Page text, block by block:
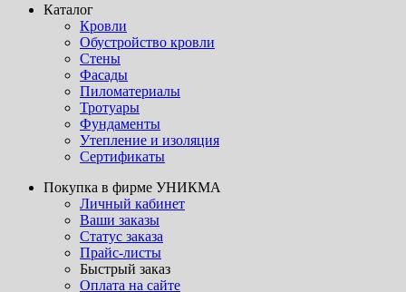
Каталог
Кровли
Обустройство кровли
Стены
Фасады
Пиломатериалы
Тротуары
Фундаменты
Утепление и изоляция
Сертификаты
Покупка в фирме УНИКМА
Личный кабинет
Ваши заказы
Статус заказа
Прайс-листы
Быстрый заказ
Оплата на сайте